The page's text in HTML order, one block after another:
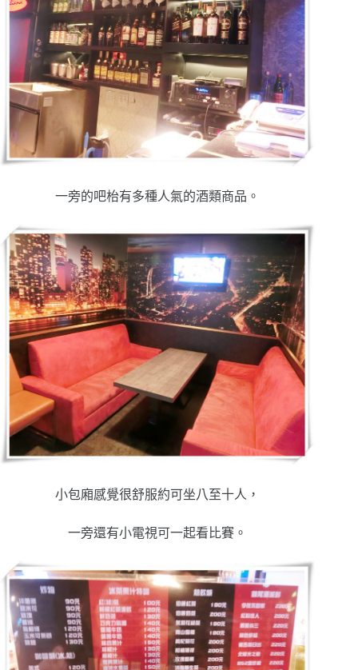
一旁的吧枱有多種人氣的酒類商品。
小包廂感覺很舒服約可坐八至十人，
一旁還有小電視可一起看比賽。